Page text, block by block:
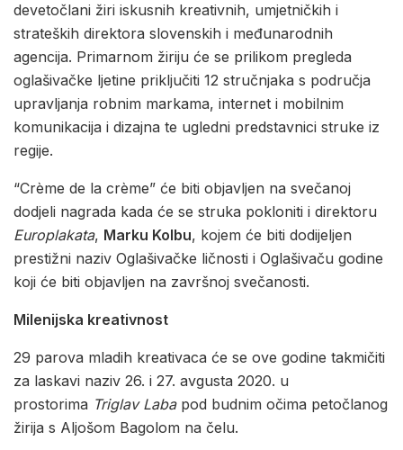
devetočlani žiri iskusnih kreativnih, umjetničkih i
strateških direktora slovenskih i međunarodnih
agencija. Primarnom žiriju će se prilikom pregleda
oglašivačke ljetine priključiti 12 stručnjaka s područja
upravljanja robnim markama, internet i mobilnim
komunikacija i dizajna te ugledni predstavnici struke iz
regije.
“Crème de la crème” će biti objavljen na svečanoj
dodjeli nagrada kada će se struka pokloniti i direktoru
Europlakata, Marku Kolbu, kojem će biti dodijeljen
prestižni naziv Oglašivačke ličnosti i Oglašivaču godine
koji će biti objavljen na završnoj svečanosti.
Milenijska kreativnost
29 parova mladih kreativaca će se ove godine takmičiti
za laskavi naziv 26. i 27. avgusta 2020. u
prostorima Triglav Labapod budnim očima petočlanog
žirija s Aljošom Bagolom na čelu.